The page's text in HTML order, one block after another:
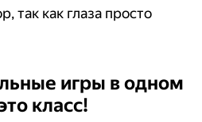
так как глаза просто
игры в одном
класс!